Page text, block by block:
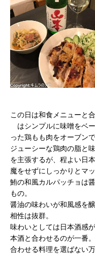
この日は和食メニューと
はシンプルに味噌をベ
った鶏もも肉をオーブン
ジューシーな鶏肉の脂と
を主張するが、程よい日
魔をせずにしっかりとマ
鮪の和風カルパッチョは
もの。
醤油の味わいが和風感を
相性は抜群。
味わいとしては日本酒感
本酒と合わせるのが一番。
合わせる料理を選ばない